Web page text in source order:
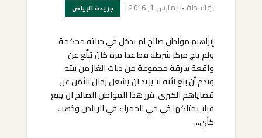
بواسطة -
| مارس 1, 2016 | جريدة الرياض
إبراهيم مواطن صالح لم يدخل في حياته محكمة
ولم يلج مركز شرطة قط عدا مرة كان يُبلّغ عن
واقعة سرقة مجموعة من دبات الغاز من بيته
وندم أن بلغ لأنه لا يريد ان يشغل رجال الأمن عن
قضاياهم الكبرى. قرر هذا المواطن الصالح ان يبيع
فيلا يمتلكها في حي الحمراء في الرياض وذهب
كأي...